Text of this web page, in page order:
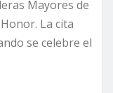
Mayores de
La cita
se celebre el